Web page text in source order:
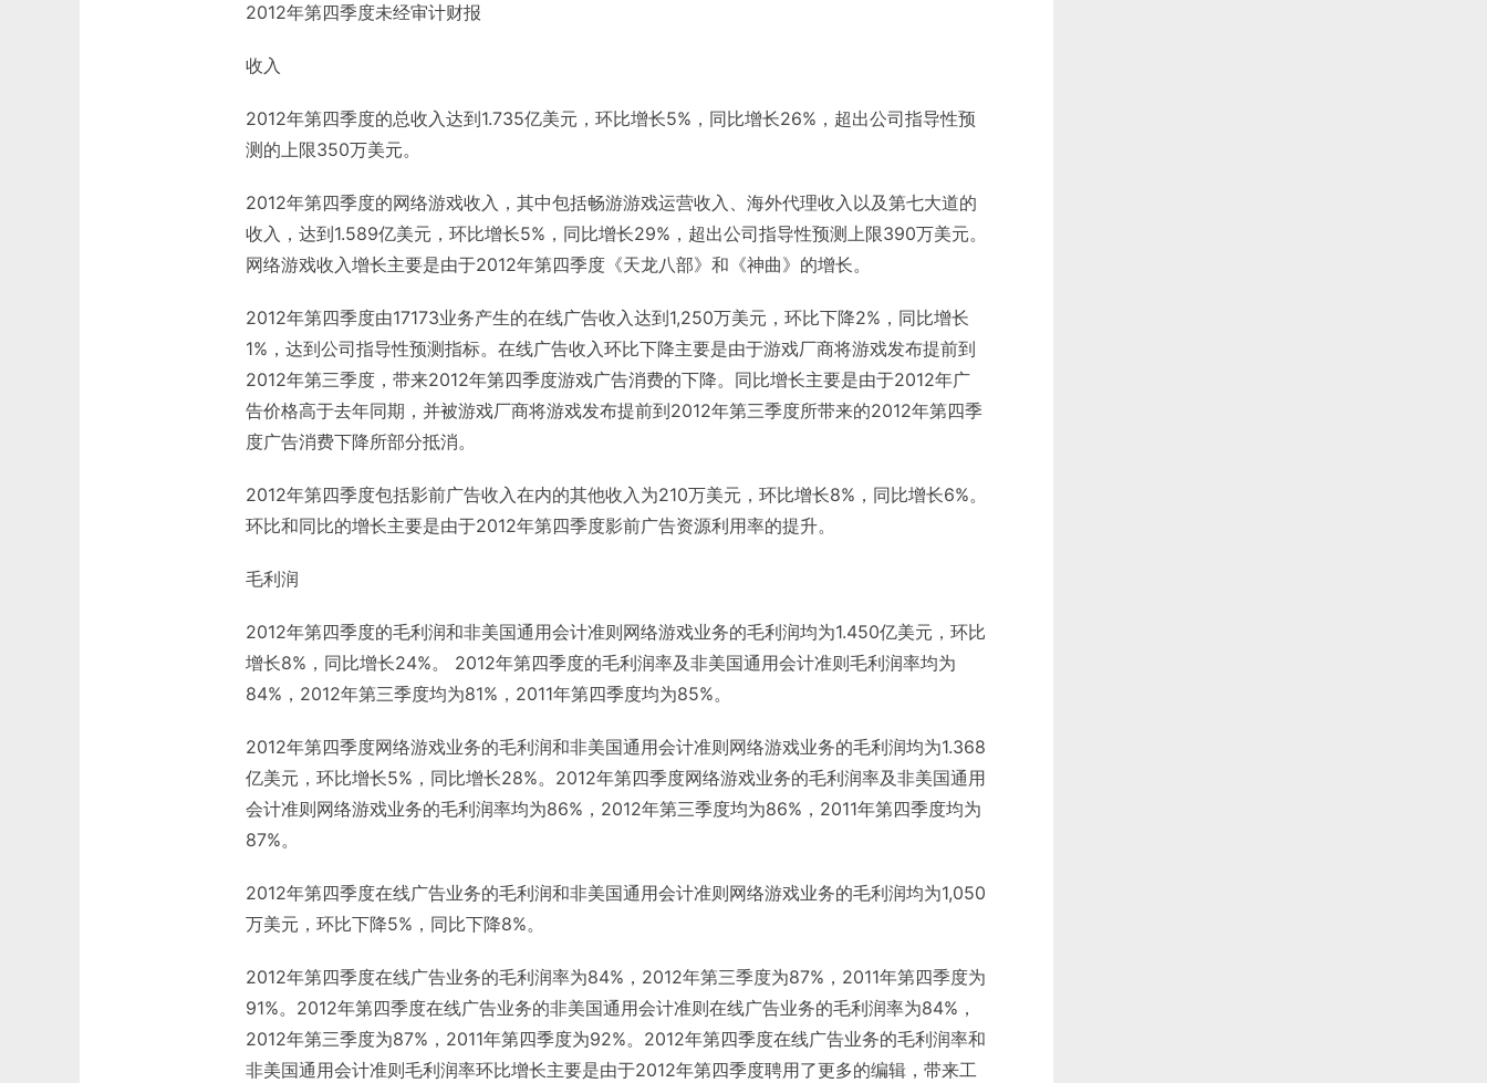
2012年第四季度未经审计财报
收入
2012年第四季度的总收入达到1.735亿美元，环比增长5%，同比增长26%，超出公司指导性预
测的上限350万美元。
2012年第四季度的网络游戏收入，其中包括畅游游戏运营收入、海外代理收入以及第七大道的
收入，达到1.589亿美元，环比增长5%，同比增长29%，超出公司指导性预测上限390万美元。
网络游戏收入增长主要是由于2012年第四季度《天龙八部》和《神曲》的增长。
2012年第四季度由17173业务产生的在线广告收入达到1,250万美元，环比下降2%，同比增长
1%，达到公司指导性预测指标。在线广告收入环比下降主要是由于游戏厂商将游戏发布提前到
2012年第三季度，带来2012年第四季度游戏广告消费的下降。同比增长主要是由于2012年广
告价格高于去年同期，并被游戏厂商将游戏发布提前到2012年第三季度所带来的2012年第四季
度广告消费下降所部分抵消。
2012年第四季度包括影前广告收入在内的其他收入为210万美元，环比增长8%，同比增长6%。
环比和同比的增长主要是由于2012年第四季度影前广告资源利用率的提升。
毛利润
2012年第四季度的毛利润和非美国通用会计准则网络游戏业务的毛利润均为1.450亿美元，环比
增长8%，同比增长24%。 2012年第四季度的毛利润率及非美国通用会计准则毛利润率均为
84%，2012年第三季度均为81%，2011年第四季度均为85%。
2012年第四季度网络游戏业务的毛利润和非美国通用会计准则网络游戏业务的毛利润均为1.368
亿美元，环比增长5%，同比增长28%。2012年第四季度网络游戏业务的毛利润率及非美国通用
会计准则网络游戏业务的毛利润率均为86%，2012年第三季度均为86%，2011年第四季度均为
87%。
2012年第四季度在线广告业务的毛利润和非美国通用会计准则网络游戏业务的毛利润均为1,050
万美元，环比下降5%，同比下降8%。
2012年第四季度在线广告业务的毛利润率为84%，2012年第三季度为87%，2011年第四季度为
91%。2012年第四季度在线广告业务的非美国通用会计准则在线广告业务的毛利润率为84%，
2012年第三季度为87%，2011年第四季度为92%。2012年第四季度在线广告业务的毛利润率和
非美国通用会计准则毛利润率环比增长主要是由于2012年第四季度聘用了更多的编辑，带来工